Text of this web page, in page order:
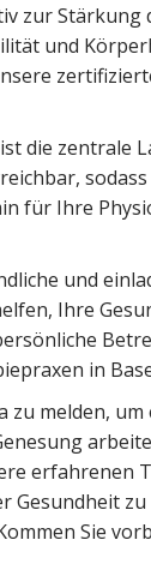
zur
und
die zentrale
für Ihre
und
Ihre
in
zu melden,
erfahrenen
Gesundheit
Sie